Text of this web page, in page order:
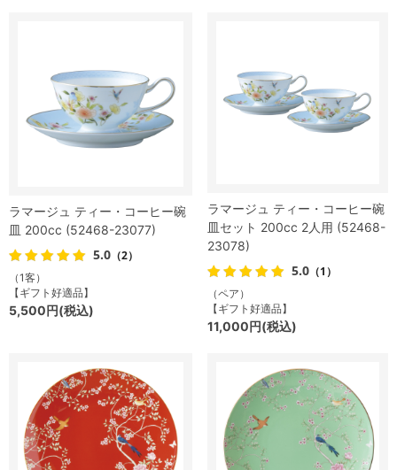
ラマージュ ティー・コーヒー碗
皿 200cc (52468-23077)
5.0 （2）
（1客）
【ギフト好適品】
5,500円(税込)
ラマージュ ティー・コーヒー碗
皿セット 200cc 2人用 (52468-
23078)
5.0 （1）
（ペア）
【ギフト好適品】
11,000円(税込)